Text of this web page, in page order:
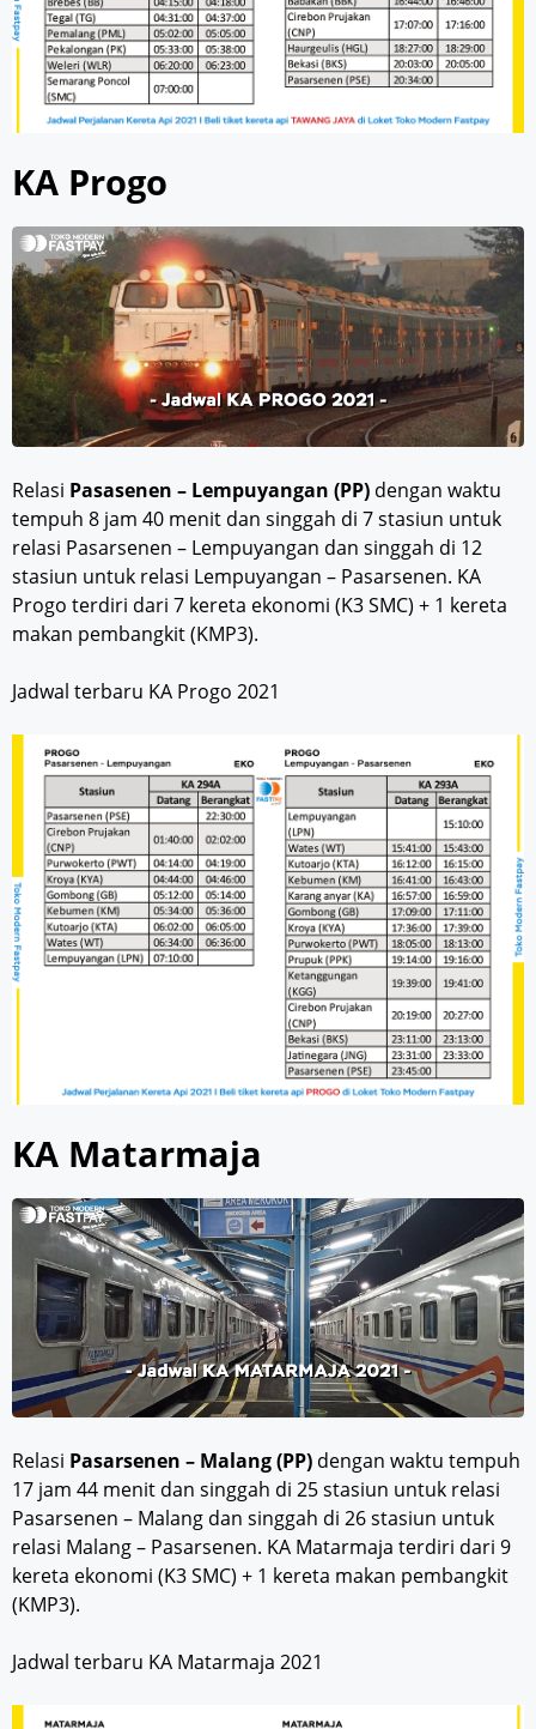
KA Progo
Relasi Pasasenen – Lempuyangan (PP) dengan waktu
tempuh 8 jam 40 menit dan singgah di 7 stasiun untuk
relasi Pasarsenen – Lempuyangan dan singgah di 12
stasiun untuk relasi Lempuyangan – Pasarsenen. KA
Progo terdiri dari 7 kereta ekonomi (K3 SMC) + 1 kereta
makan pembangkit (KMP3).
Jadwal terbaru KA Progo 2021
KA Matarmaja
Relasi Pasarsenen – Malang (PP) dengan waktu tempuh
17 jam 44 menit dan singgah di 25 stasiun untuk relasi
Pasarsenen – Malang dan singgah di 26 stasiun untuk
relasi Malang – Pasarsenen. KA Matarmaja terdiri dari 9
kereta ekonomi (K3 SMC) + 1 kereta makan pembangkit
(KMP3).
Jadwal terbaru KA Matarmaja 2021